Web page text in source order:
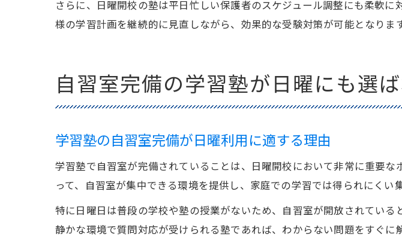
さらに、日曜開校の塾は平日忙しい保護者のスケジュール調整にも柔軟
様の学習計画を継続的に見直しながら、効果的な受験対策が可能となります
自習室完備の学習塾が日曜にも選
学習塾の自習室完備が日曜利用に適する理由
学習塾で自習室が完備されていることは、日曜開校において非常に重要
って、自習室が集中できる環境を提供し、家庭での学習では得られにくい
特に日曜日は普段の学校や塾の授業がないため、自習室が開放されてい
静かな環境で質問対応が受けられる塾であれば、わからない問題をすぐに